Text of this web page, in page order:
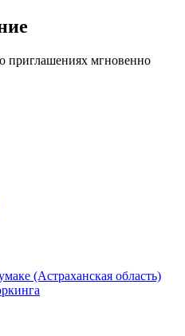
приглашениях мгновенно
(Астраханская область)